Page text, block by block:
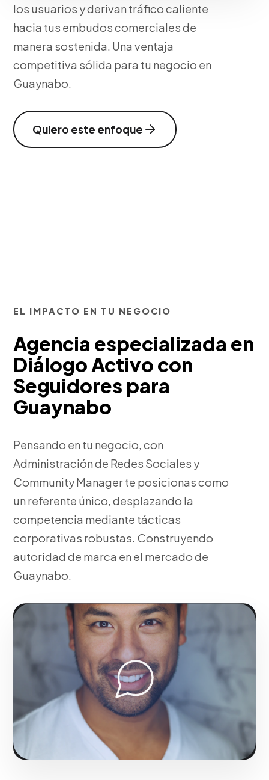
los usuarios y derivan tráfico caliente
hacia tus embudos comerciales de
manera sostenida. Una ventaja
competitiva sólida para tu negocio en
Guaynabo.
Quiero este enfoque
EL IMPACTO EN TU NEGOCIO
Agencia especializada en
Diálogo Activo con
Seguidores para
Guaynabo
Pensando en tu negocio, con
Administración de Redes Sociales y
Community Manager te posicionas como
un referente único, desplazando la
competencia mediante tácticas
corporativas robustas. Construyendo
autoridad de marca en el mercado de
Guaynabo.
Fase 1:
Para el mercado local, investigación de
sector y levantamiento de requerimientos.
Potenciando el impacto comercial de marcas en
Guaynabo.
Solicitar servicio